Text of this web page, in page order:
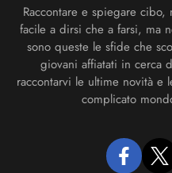
Raccontare e spiegare
facile a dirsi che a farsi, ma
sono queste le sfide che
giovani affiatati in cerca
raccontarvi le ultime novità
complicato
facebook